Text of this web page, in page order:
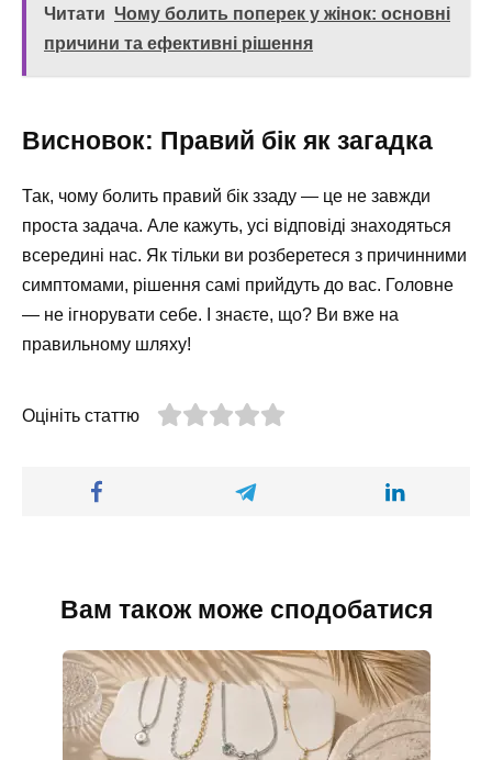
Читати Чому болить поперек у жінок: основні
причини та ефективні рішення
Висновок: Правий бік як загадка
Так, чому болить правий бік ззаду — це не завжди
проста задача. Але кажуть, усі відповіді знаходяться
всередині нас. Як тільки ви розберетеся з причинними
симптомами, рішення самі прийдуть до вас. Головне
— не ігнорувати себе. І знаєте, що? Ви вже на
правильному шляху!
Оцініть статтю
Вам також може сподобатися